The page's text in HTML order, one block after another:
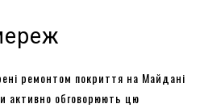
ремонтом покриття на Майдані
активно обговорюють цю